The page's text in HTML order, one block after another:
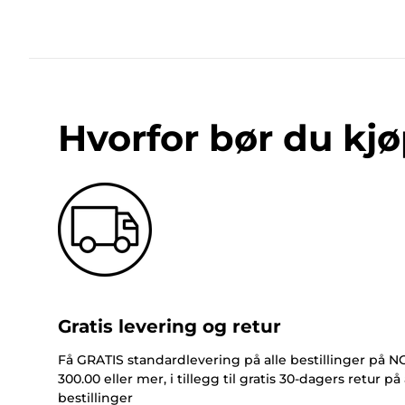
Hvorfor bør du
Gratis levering og retur
Få GRATIS standardlevering på alle bestillinger på
300.00 eller mer, i tillegg til gratis 30-dagers retur på
bestillinger